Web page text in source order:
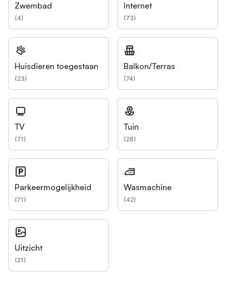
Zwembad
(4)
Internet
(73)
Huisdieren toegestaan
(23)
Balkon/Terras
(74)
TV
(71)
Tuin
(28)
Parkeermogelijkheid
(71)
Wasmachine
(42)
Uitzicht
(21)